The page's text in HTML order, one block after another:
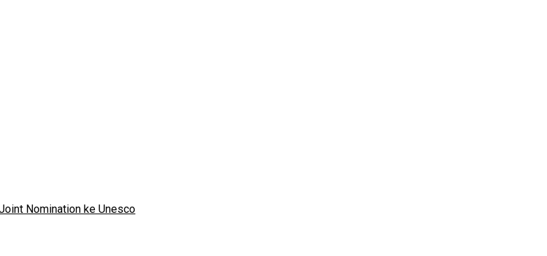
Nomination ke Unesco